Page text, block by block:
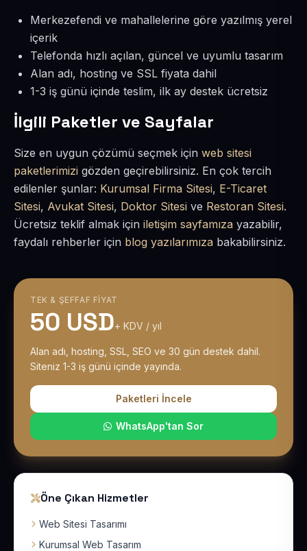
Merkezefendi ve mahallelerine göre yazılmış yerel
içerik
Telefonda hızlı açılan, güncel ve uyumlu tasarım
Alan adı, hosting ve SSL fiyata dahil
1-3 iş günü içinde teslim, ilk ay destek ücretsiz
İlgili Paketler ve Sayfalar
Size en uygun çözümü seçmek için web sitesi
paketlerimizi gözden geçirebilirsiniz. En çok tercih
edilenler şunlar: Kurumsal Firma Sitesi, E-Ticaret
Sitesi, Avukat Sitesi, Doktor Sitesi ve Restoran Sitesi.
Ücretsiz teklif almak için iletişim sayfamıza yazabilir,
faydalı rehberler için blog yazılarımıza bakabilirsiniz.
TEK & ŞEFFAF FIYAT
50 USD+ KDV / yıl
Alan adı, hosting, SSL, SEO ve 30 gün destek dahil.
Siteniz 1-3 iş günü içinde yayında.
Paketleri İncele
WhatsApp'tan Sor
Öne Çıkan Hizmetler
Web Sitesi Tasarımı
Kurumsal Web Tasarım